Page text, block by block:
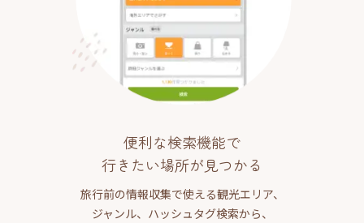
便利な検索機能で
行きたい場所が見つかる
旅行前の情報収集で使える観光エリア、
ジャンル、ハッシュタグ検索から、